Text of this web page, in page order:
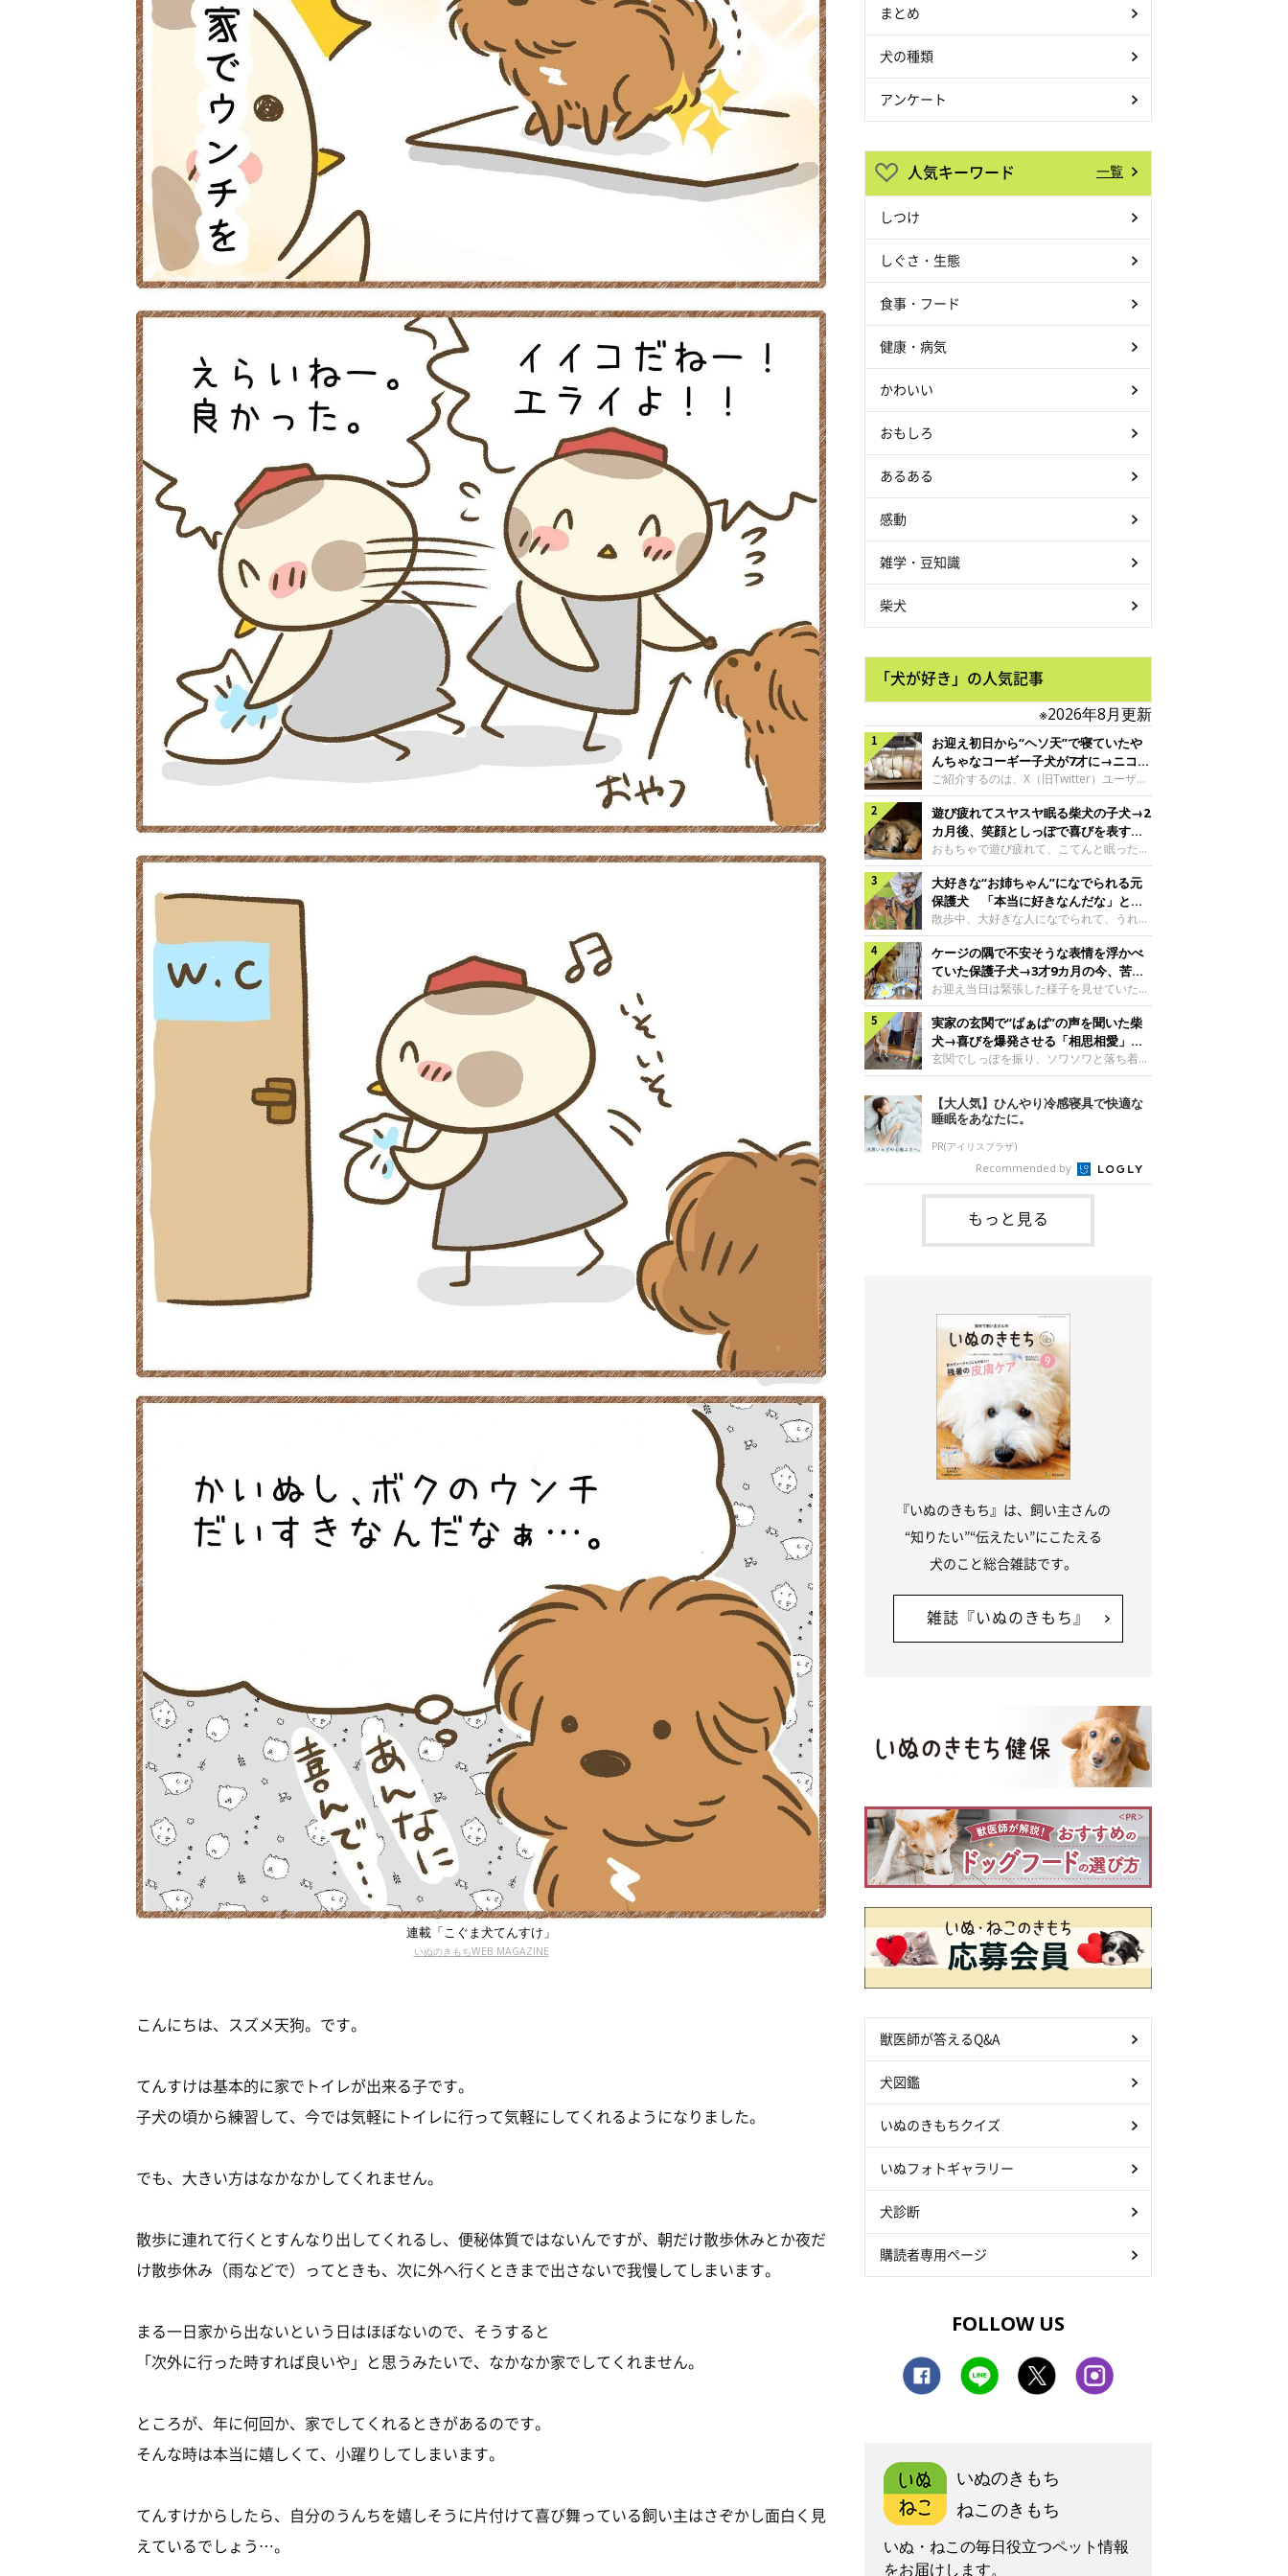
連載「こぐま犬てんすけ」
いぬのきもちWEB MAGAZINE
こんにちは、スズメ天狗。です。
てんすけは基本的に家でトイレが出来る子です。
子犬の頃から練習して、今では気軽にトイレに行って気軽にしてくれるようになりました。
でも、大きい方はなかなかしてくれません。
散歩に連れて行くとすんなり出してくれるし、便秘体質ではないんですが、朝だけ散歩休みとか夜だ
け散歩休み（雨などで）ってときも、次に外へ行くときまで出さないで我慢してしまいます。
まる一日家から出ないという日はほぼないので、そうすると
「次外に行った時すれば良いや」と思うみたいで、なかなか家でしてくれません。
ところが、年に何回か、家でしてくれるときがあるのです。
そんな時は本当に嬉しくて、小躍りしてしまいます。
てんすけからしたら、自分のうんちを嬉しそうに片付けて喜び舞っている飼い主はさぞかし面白く見
えているでしょう…。
まとめ
犬の種類
アンケート
人気キーワード 一覧
しつけ
しぐさ・生態
食事・フード
健康・病気
かわいい
おもしろ
あるある
感動
雑学・豆知識
柴犬
「犬が好き」の人気記事
※2026年8月更新
お迎え初日から“ヘソ天”で寝ていたや
んちゃなコーギー子犬が7才に→ニコニ
コ“コーギースマイル”が魅力のコに成
長！
ご紹介するのは、X（旧Twitter）ユーザー
＠Kus1oKg2vsgdWS2さんの愛犬でウェル
シュ・コーギー・ペンブロークの神楽ちゃ
ん。今年の8月で7才になるという神楽ちゃ
んですが、いったいどんな子犬時代を過ご
したのでしょうか。今回は、神楽ちゃんの
成長を飼い主さんと振り返ります！神楽ち
ゃんの成長について聞いた！お迎えから数
日後の神楽ちゃん（撮影時生後2カ月）＠
Kus1oKg2vsgdWS2――お迎え当初の神楽
ちゃんの様子について教えてください。飼
い主さん： 「お迎え当日から“ヘソ天”で寝
るようなコでし
遊び疲れてスヤスヤ眠る柴犬の子犬→2
カ月後、笑顔としっぽで喜びを表すコ
に成長！
おもちゃで遊び疲れて、こてんと眠った子
犬。あれから2カ月、表情や行動にさまざ
まな変化が見られるようになりました。遊
び疲れて眠る生後2カ月のなっちゃん遊び
疲れた様子のなっちゃん。@Pkndg_紹介
するのは、X（旧Twitter）ユーザー
@Pkndg_さんの愛犬・なっちゃん（取材
時、生後4カ月／柴犬）。こちらの写真
は、なっちゃんが生後2カ月のころに撮影
された一枚です。この日、なっちゃんは家
族と一緒におもちゃで遊んでいました。た
くさん遊んで疲れたのか、その後は眠り始
めたそうです。眠るなっちゃん。
@Pkndg_
大好きな“お姉ちゃん”になでられる元
保護犬 「本当に好きなんだな」と感
じる表情にほっこり
散歩中、大好きな人になでられて、うれし
そうな表情を見せる元保護犬。甘えるよう
な姿に、見ているこちらまでほっこりしま
す。大好きな“お姉ちゃん”に甘える小次郎
くん妹さんになでてもらい、うれしそうな
表情を見せる小次郎くん（2026年6月撮
影）。@mika_Jimmy紹介するのは、X（旧
Twitter）ユーザー@mika_Jimmyさんの愛
犬・小次郎くん（撮影時5才）。こちら
は、飼い主さんの妹さんと一緒に散歩をし
日、飼い主さんは実家から自宅へ帰る途
中、妹さんと公園で待ち合わせ
ケージの隅で不安そうな表情を浮かべ
ていた保護子犬→3才9カ月の今、苦手
を克服し頼もしいコに成長！
お迎え当日は緊張した様子を見せていた元
野犬の保護子犬。あれから約3年半、苦手
だったことを一つひとつ克服し、家族に寄
り添う姿を見せています。お迎え当日、ケ
ージの隅で不安そうにお迎え当日のシルビ
アちゃん。@nemonemotos今回紹介する
のは、X（旧Twitter）ユーザー
@nemonemotosさんの愛犬・シルビアち
ゃん（撮影当時、生後推定2カ月）。飼い
主さんが「#最初に撮った一枚」として投
稿した写真には、ケージの隅で不安そうな
表情を浮かべるシルビアちゃんの姿が写っ
ていました。こちらは、保護犬だったシル
実家の玄関で“ばぁば”の声を聞いた柴
犬→喜びを爆発させる「相思相愛」な
光景にほっこり
玄関でしっぽを振り、ソワソワと落ち着か
ない様子の柴犬。その先には、大好きな人
との再会が待っていました。玄関でソワソ
ワする福丸くんソワソワした様子を見せる
福丸くん。@totomo_fukumaru紹介する
のは、X（旧Twitter）ユーザー
@totomo_fukumaruさんが投稿していた
動画。玄関でしっぽを振っているのは、愛
犬・福丸くん（撮影時11才／柴犬）です。
何やらソワソワしている様子が印象的です
が、それにはほっこりする理由がありまし
た。 玄関で聞こえた、うれしい声ばぁば
【大人気】ひんやり冷感寝具で快適な
睡眠をあなたに。
PR(アイリスプラザ)
Recommended by
もっと見る
『いぬのきもち』は、飼い主さんの
“知りたい”“伝えたい”にこたえる
犬のこと総合雑誌です。
雑誌『いぬのきもち』
獣医師が答えるQ&A
犬図鑑
いぬのきもちクイズ
いぬフォトギャラリー
犬診断
購読者専用ページ
FOLLOW US
いぬのきもち
ねこのきもち
いぬ・ねこの毎日役立つペット情報
をお届けします。